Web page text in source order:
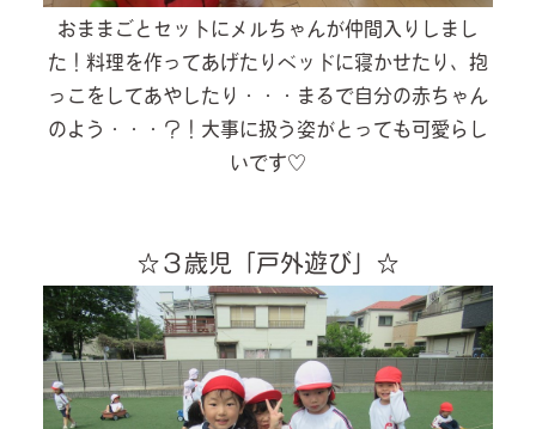
おままごとセットにメルちゃんが仲間入りしまし
た！料理を作ってあげたりベッドに寝かせたり、抱
っこをしてあやしたり・・・まるで自分の赤ちゃん
のよう・・・？！大事に扱う姿がとっても可愛らし
いです♡
☆３歳児「戸外遊び」☆